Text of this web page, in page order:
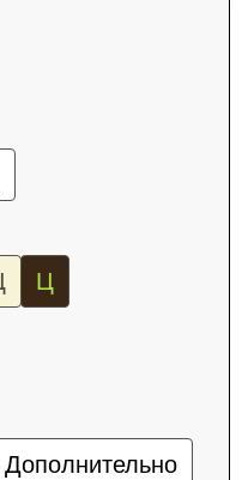
Ц
Дополнительно